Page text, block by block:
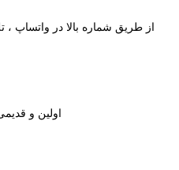
از طریق شماره بالا در واتساپ
اولین و